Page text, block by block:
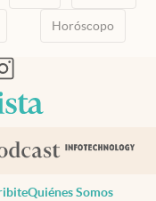
Horóscopo
pestañapestaña
nueva pestaña
en nueva pestaña
abre en nueva pestaña
Quiénes Somos